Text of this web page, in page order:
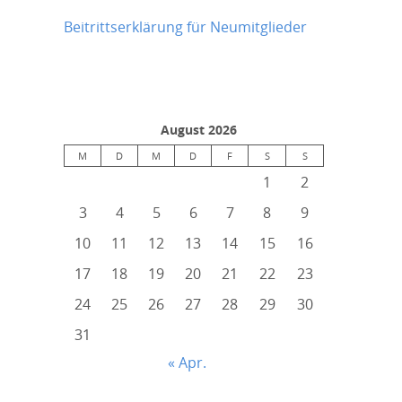
Beitrittserklärung für Neumitglieder
August 2026
M D M D F S S
1
2
3
4 5 6 7 8
9
10
11 12 13 14 15
16
17
18 19 20 21 22
23
24
25 26 27 28 29
30
31
« Apr.